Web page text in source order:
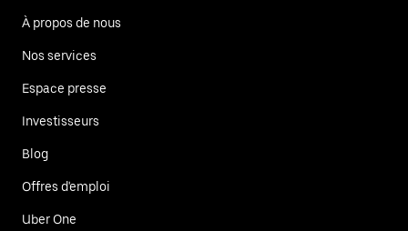
À propos de nous
Nos services
Espace presse
Investisseurs
Blog
Offres d'emploi
Uber One